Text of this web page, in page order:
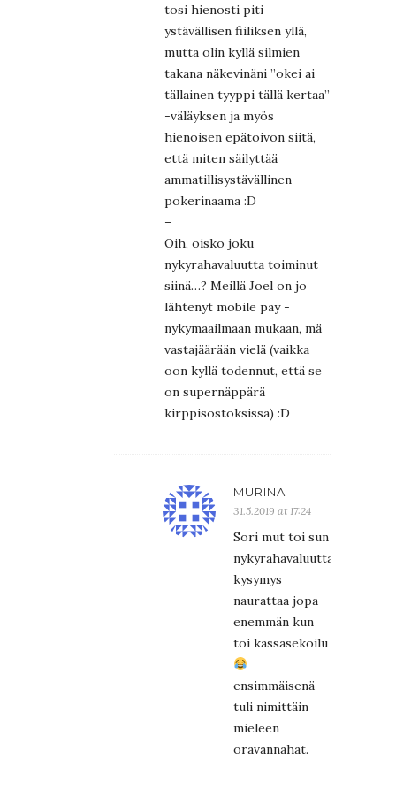
tosi hienosti piti
ystävällisen fiiliksen yllä,
mutta olin kyllä silmien
takana näkevinäni ”okei ai
tällainen tyyppi tällä kertaa”
-väläyksen ja myös
hienoisen epätoivon siitä,
että miten säilyttää
ammatillisystävällinen
pokerinaama :D
–
Oih, oisko joku
nykyrahavaluutta toiminut
siinä…? Meillä Joel on jo
lähtenyt mobile pay -
nykymaailmaan mukaan, mä
vastajäärään vielä (vaikka
oon kyllä todennut, että se
on supernäppärä
kirppisostoksissa) :D
MURINA
31.5.2019 at 17:24
Sori mut toi sun
nykyrahavaluutta
kysymys
naurattaa jopa
enemmän kun
toi kassasekoilu
ensimmäisenä
tuli nimittäin
mieleen
oravannahat.